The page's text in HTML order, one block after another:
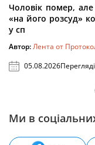
Чоловік помер,
«на його розсуд»
у сп
Автор:Лента от
05.08.2026
Ми в